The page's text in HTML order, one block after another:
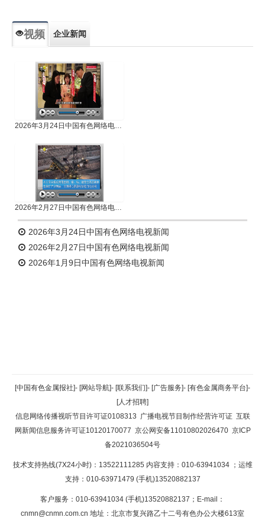
视频 企业新闻
2026年3月24日中国有色网络电视新闻
2026年2月27日中国有色网络电视新闻
2026年3月24日中国有色网络电视新闻
2026年2月27日中国有色网络电视新闻
2026年1月9日中国有色网络电视新闻
返回顶部
返回首页
[中国有色金属报社]- [网站导航]- [联系我们]- [广告服务]- [有色金属商务平台]-
[人才招聘]
信息网络传播视听节目许可证0108313 广播电视节目制作经营许可证 互联
网新闻信息服务许可证10120170077 京公网安备11010802026470 京ICP
备2021036504号
技术支持热线(7X24小时)：13522111285 内容支持：010-63941034 ；运维
支持：010-63971479 (手机)13520882137
客户服务：010-63941034 (手机)13520882137；E-mail：
cnmn@cnmn.com.cn 地址：北京市复兴路乙十二号有色办公大楼613室